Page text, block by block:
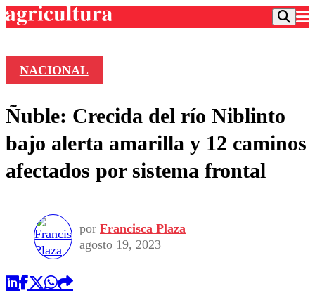
Frecuencias
Agricultura TV
Deportes
Colo Colo
Seleccion Chilena
Torneo Internacional
Entretención
Economía
Internacional
Publicaciones en medios
Opinión
NACIONAL
Ñuble: Crecida del río Niblinto
bajo alerta amarilla y 12 caminos
afectados por sistema frontal
por Francisca Plaza
agosto 19, 2023